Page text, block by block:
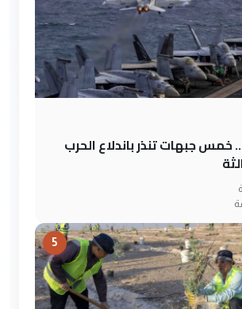
خمس جبهات تنذر باندلاع الحرب
5